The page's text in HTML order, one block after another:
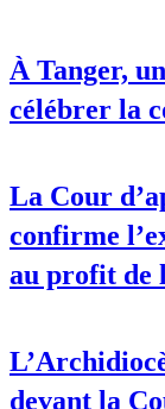
À Tanger,
célébrer la
La Cour
confirme
au profit de
devant la